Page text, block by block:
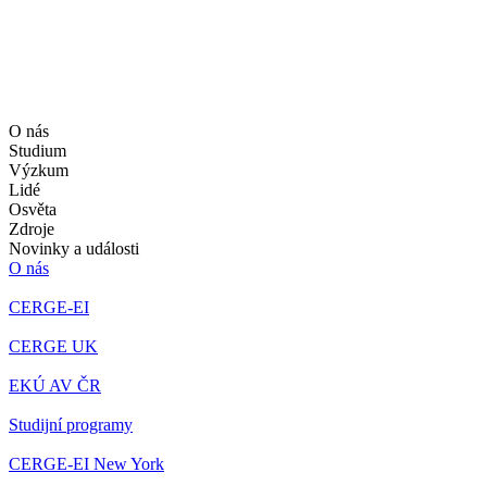
O nás
Studium
Výzkum
Lidé
Osvěta
Zdroje
Novinky a události
O nás
CERGE-EI
CERGE UK
EKÚ AV ČR
Studijní programy
CERGE-EI New York